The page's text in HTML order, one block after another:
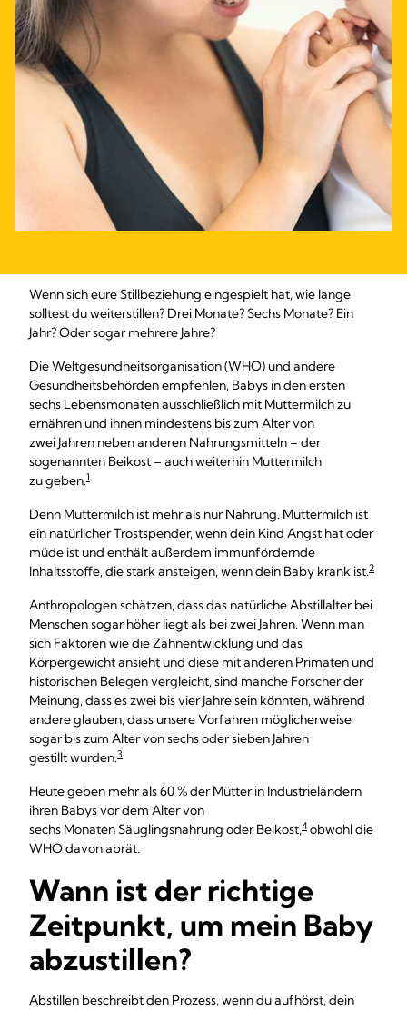
Wenn sich eure Stillbeziehung eingespielt hat, wie lange
solltest du weiterstillen? Drei Monate? Sechs Monate? Ein
Jahr? Oder sogar mehrere Jahre?
Die Weltgesundheitsorganisation (WHO) und andere
Gesundheitsbehörden empfehlen, Babys in den ersten
sechs Lebensmonaten ausschließlich mit Muttermilch zu
ernähren und ihnen mindestens bis zum Alter von
zwei Jahren neben anderen Nahrungsmitteln – der
sogenannten Beikost – auch weiterhin Muttermilch
zu geben.1
Denn Muttermilch ist mehr als nur Nahrung. Muttermilch ist
ein natürlicher Trostspender, wenn dein Kind Angst hat oder
müde ist und enthält außerdem immunfördernde
Inhaltsstoffe, die stark ansteigen, wenn dein Baby krank ist.2
Anthropologen schätzen, dass das natürliche Abstillalter bei
Menschen sogar höher liegt als bei zwei Jahren. Wenn man
sich Faktoren wie die Zahnentwicklung und das
Körpergewicht ansieht und diese mit anderen Primaten und
historischen Belegen vergleicht, sind manche Forscher der
Meinung, dass es zwei bis vier Jahre sein könnten, während
andere glauben, dass unsere Vorfahren möglicherweise
sogar bis zum Alter von sechs oder sieben Jahren
gestillt wurden.3
Heute geben mehr als 60 % der Mütter in Industrieländern
ihren Babys vor dem Alter von
sechs Monaten Säuglingsnahrung oder Beikost,4 obwohl die
WHO davon abrät.
Wann ist der richtige
Zeitpunkt, um mein Baby
abzustillen?
Abstillen beschreibt den Prozess, wenn du aufhörst, dein